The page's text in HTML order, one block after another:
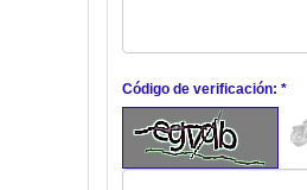
Código de verificación: *